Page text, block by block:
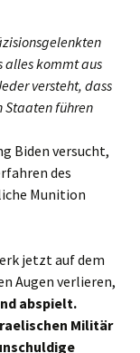
alles kommt aus
versteht, dass
Staaten führen
Biden versucht,
des
Munition
jetzt auf dem
Augen verlieren,
abspielt.
Militär